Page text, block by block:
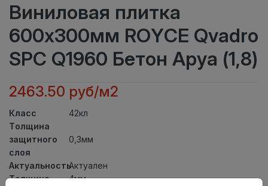
Виниловая плитка
600x300мм ROYCE Qvadro
SPC Q1960 Бетон Аруа (1,8)
2463.50 руб/м2
Класс
42кл
Толщина
защитного
слоя
0,3мм
АктуальностьАктуален
Толщина
4мм